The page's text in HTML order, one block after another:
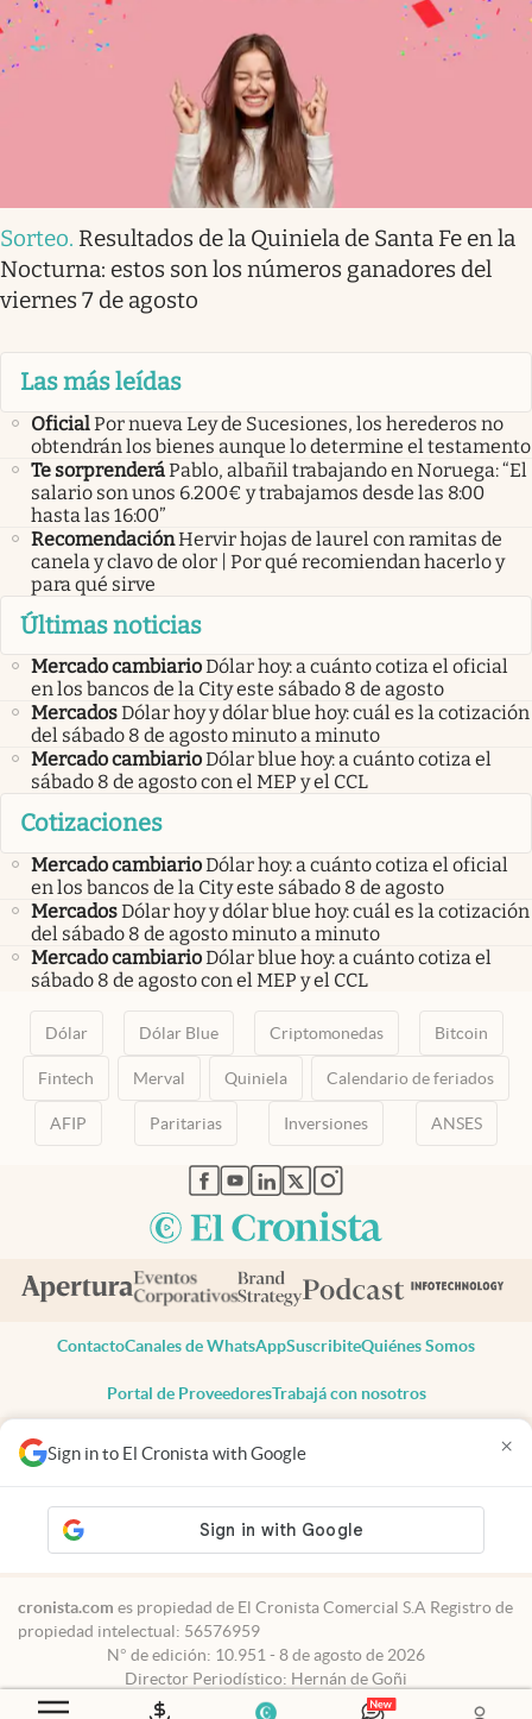
Sign in to El Cronista with Google ×
Sorteo. Resultados de la Quiniela de Santa Fe en la
Nocturna: estos son los números ganadores del
viernes 7 de agosto
Las más leídas
OficialPor nueva Ley de Sucesiones, los herederos no
obtendrán los bienes aunque lo determine el testamento
Te sorprenderáPablo, albañil trabajando en Noruega: “El
salario son unos 6.200€ y trabajamos desde las 8:00
hasta las 16:00”
RecomendaciónHervir hojas de laurel con ramitas de
canela y clavo de olor | Por qué recomiendan hacerlo y
para qué sirve
Últimas noticias
Mercado cambiarioDólar hoy: a cuánto cotiza el oficial
en los bancos de la City este sábado 8 de agosto
MercadosDólar hoy y dólar blue hoy: cuál es la cotización
del sábado 8 de agosto minuto a minuto
Mercado cambiarioDólar blue hoy: a cuánto cotiza el
sábado 8 de agosto con el MEP y el CCL
Cotizaciones
Mercado cambiarioDólar hoy: a cuánto cotiza el oficial
en los bancos de la City este sábado 8 de agosto
MercadosDólar hoy y dólar blue hoy: cuál es la cotización
del sábado 8 de agosto minuto a minuto
Mercado cambiarioDólar blue hoy: a cuánto cotiza el
sábado 8 de agosto con el MEP y el CCL
Dólar Dólar Blue Criptomonedas Bitcoin
Fintech Merval Quiniela Calendario de feriados
AFIP Paritarias Inversiones ANSES
abre en nueva pestaña
abre en nueva pestaña
abre en nueva pestaña
abre en nueva pestaña
abre en nueva pestaña
ContactoCanales de WhatsAppSuscribiteQuiénes Somos
Portal de ProveedoresTrabajá con nosotros
Todos los derechos reservados
Privacidad
Consentimiento
Tel:+54 11 7078-3270
cronista.com es propiedad de El Cronista Comercial S.A Registro de
propiedad intelectual: 56576959
N° de edición: 10.951 - 8 de agosto de 2026
Director Periodístico: Hernán de Goñi